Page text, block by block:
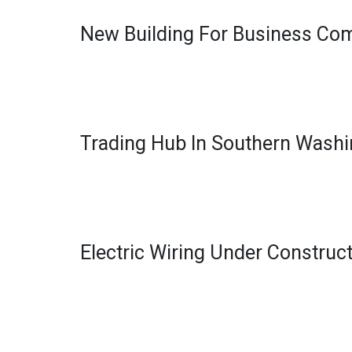
New Building For Business
Trading Hub In Southern
Electric Wiring Under